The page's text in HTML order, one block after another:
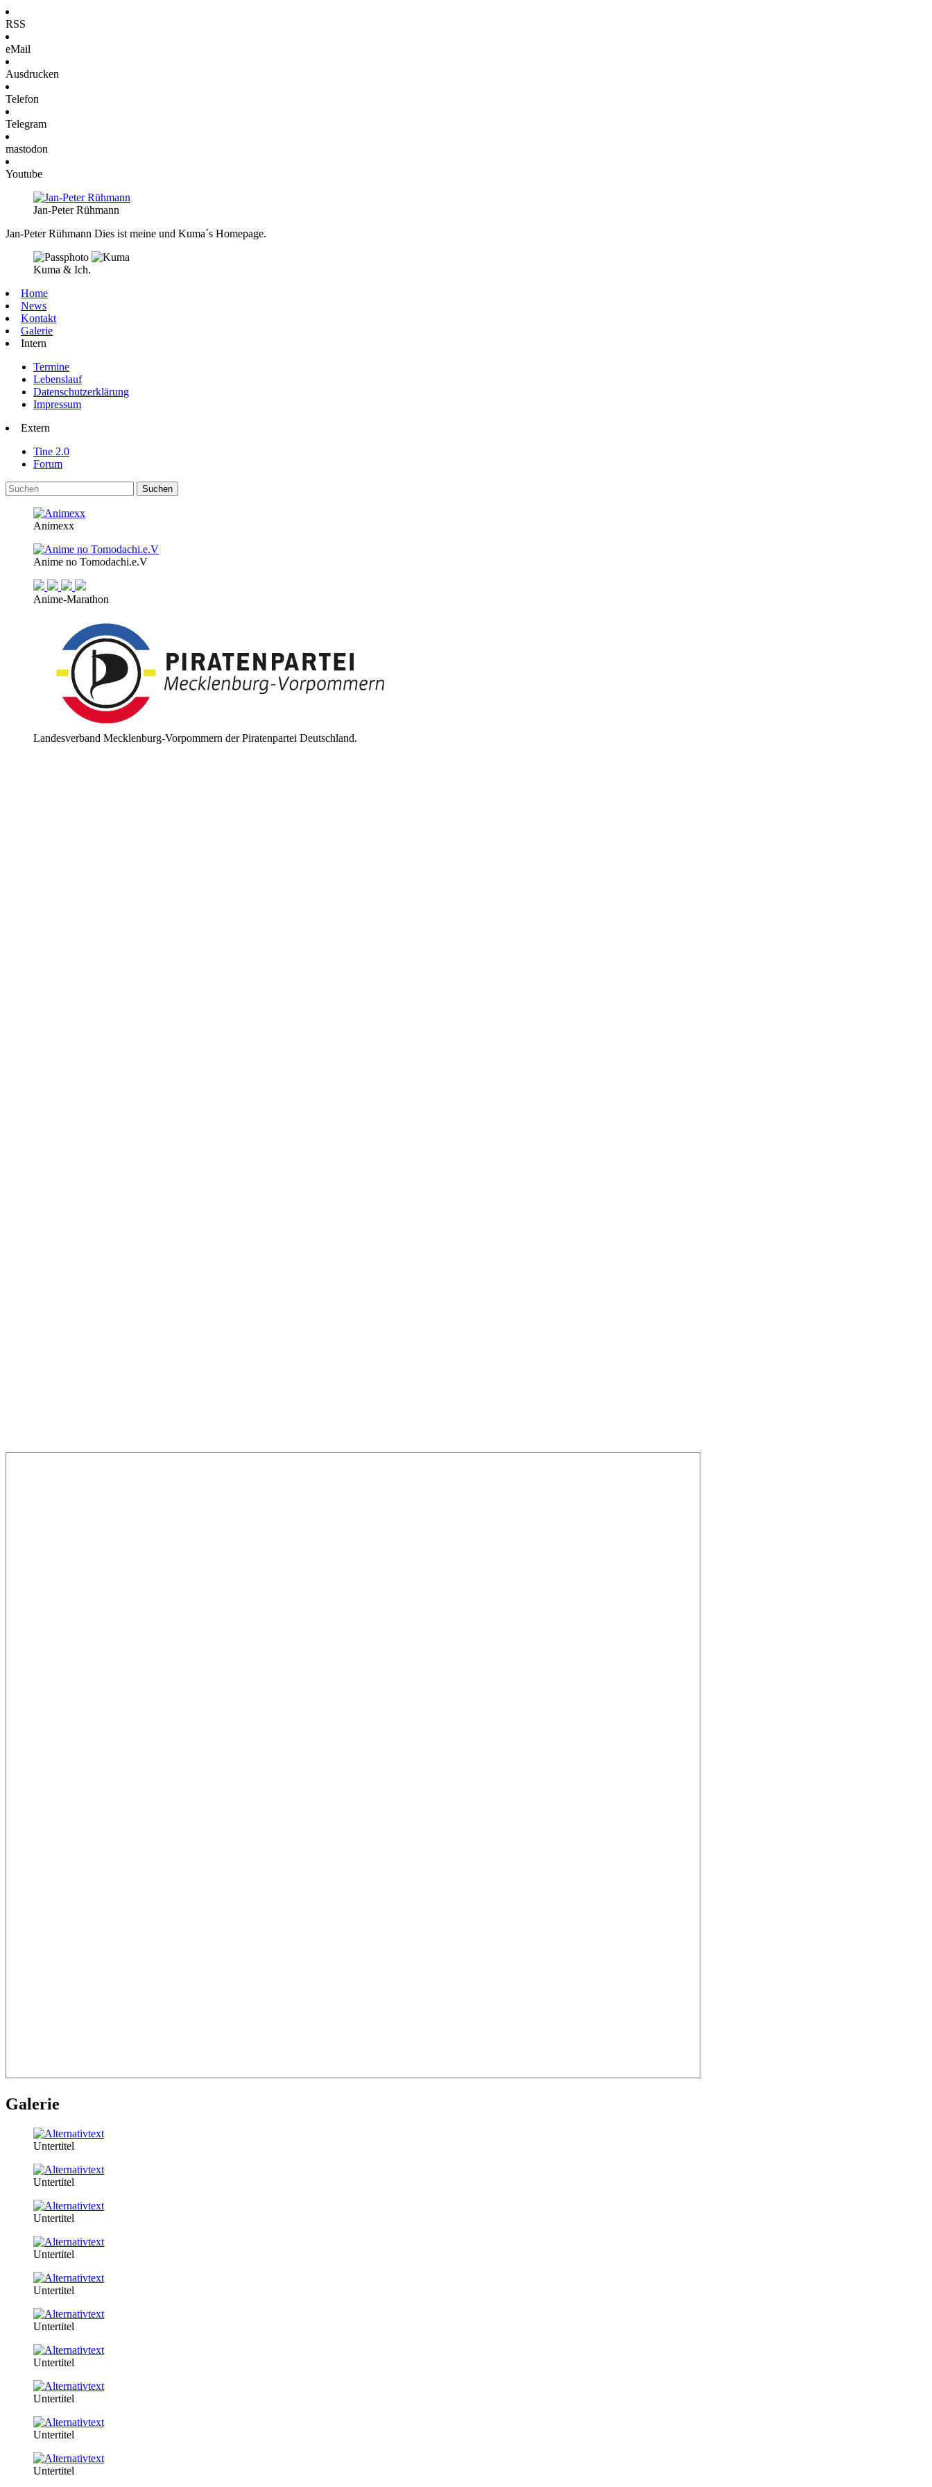
RSS
eMail
Ausdrucken
Telefon
Telegram
mastodon
Youtube
Jan-Peter Rühmann
Jan-Peter Rühmann Dies ist meine und Kuma´s Homepage.
Kuma & Ich.
Home
News
Kontakt
Galerie
Intern
Termine
Lebenslauf
Datenschutzerklärung
Impressum
Extern
Tine 2.0
Forum
Animexx
Anime no Tomodachi.e.V
Anime-Marathon
Landesverband Mecklenburg-Vorpommern der Piratenpartei Deutschland.
Galerie
Untertitel
Untertitel
Untertitel
Untertitel
Untertitel
Untertitel
Untertitel
Untertitel
Untertitel
Untertitel